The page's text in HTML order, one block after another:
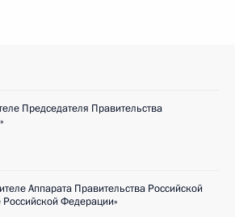
Председателя Правительства
Аппарата Правительства Российской
Федерации»